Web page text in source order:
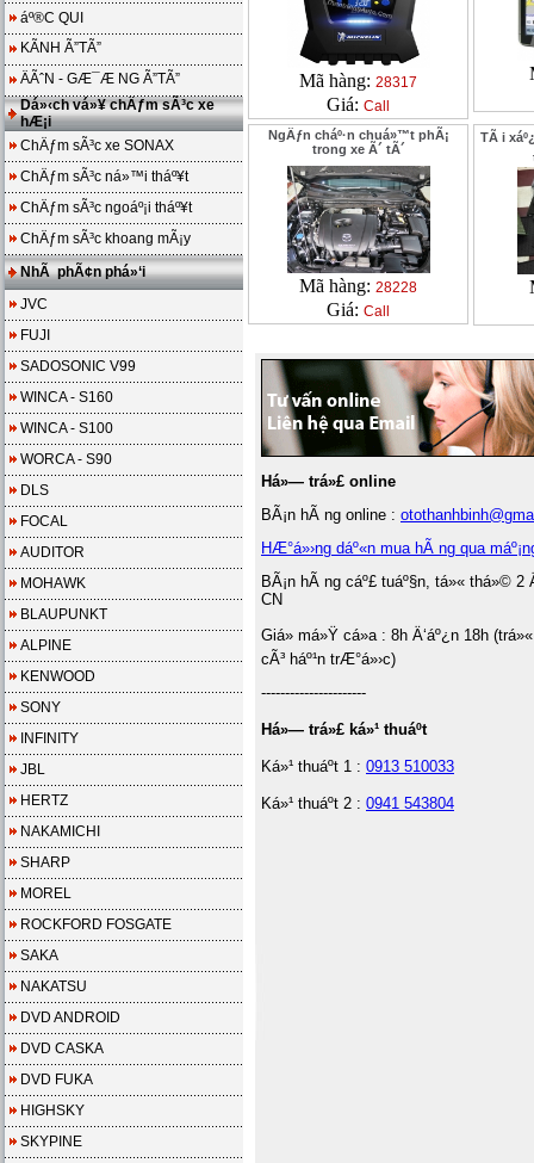
áº®C QUI
KÃNH Ã”TÃ”
ÄÃˆN - GÆ¯Æ NG Ã”TÃ”
Dá»‹ch vá»¥ chÄƒm sÃ³c xe
hÆ¡i
ChÄƒm sÃ³c xe SONAX
ChÄƒm sÃ³c ná»™i tháº¥t
ChÄƒm sÃ³c ngoáº¡i tháº¥t
ChÄƒm sÃ³c khoang mÃ¡y
NhÃ phÃ¢n phá»‘i
JVC
FUJI
SADOSONIC V99
WINCA - S160
WINCA - S100
WORCA - S90
DLS
FOCAL
AUDITOR
MOHAWK
BLAUPUNKT
ALPINE
KENWOOD
SONY
INFINITY
JBL
HERTZ
NAKAMICHI
SHARP
MOREL
ROCKFORD FOSGATE
SAKA
NAKATSU
DVD ANDROID
DVD CASKA
DVD FUKA
HIGHSKY
SKYPINE
Mã hàng: 28317
Giá: Call
NgÄƒn cháº·n chuá»™t phÃ¡
trong xe Ã´ tÃ´
Mã hàng: 28228
Giá: Call
TÃ i
Há»— trá»£ online
BÃ¡n hÃ ng online :
HÆ°á»›ng dáº«n mua hÃ ng qua
BÃ¡n hÃ ng cáº£ tuáº§n, tá»« thá»© 2
CN
Giá» má»Ÿ cá»­a : 8h Ä‘áº¿n 18h (trá»«
cÃ³ háº¹n trÆ°á»›c)
----------------------
Há»— trá»£ ká»¹ thuáº­t
Ká»¹ thuáº­t 1 : 0913 510033
Ká»¹ thuáº­t 2 : 0941 543804